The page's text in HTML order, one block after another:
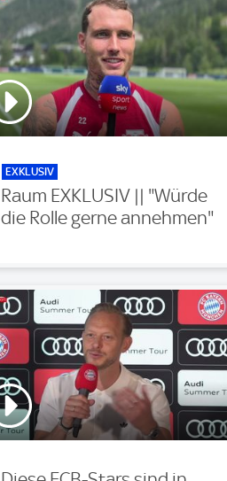
EXKLUSIV
Raum EXKLUSIV || "Würde
die Rolle gerne annehmen"